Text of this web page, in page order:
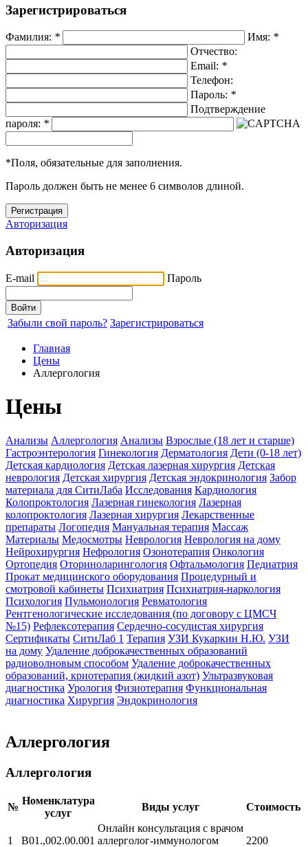
Зарегистрироваться
Фамилия: * Имя: *
Отчество:
Email: *
Телефон:
Пароль: *
Подтверждение
пароля: *
*Поля, обязательные для заполнения.
Пароль должен быть не менее 6 символов длиной.
Авторизация
Авторизация
E-mail Пароль
Забыли свой пароль? Зарегистрироваться
Главная
Цены
Аллергология
Цены
Анализы Аллергология Анализы Взрослые (18 лет и старше)
Гастроэнтерология Гинекология Дерматология Дети (0-18 лет)
Детская кардиология Детская лазерная хирургия Детская
неврология Детская хирургия Детская эндокринология Забор
материала для СитиЛаба Исследования Кардиология
Колопроктология Лазерная гинекология Лазерная
колопроктология Лазерная хирургия Лекарственные
препараты Логопедия Мануальная терапия Массаж
Материалы Медосмотры Неврология Неврология на дому
Нейрохирургия Нефрология Озонотерапия Онкология
Ортопедия Оториноларингология Офтальмология Педиатрия
Прокат медицинского оборудования Процедурный и
смотровой кабинеты Психиатрия Психиатрия-наркология
Психология Пульмонология Ревматология
Рентгенологические исследования (по договору с ЦМСЧ
№15) Рефлексотерапия Сердечно-сосудистая хирургия
Сертификаты СитиЛаб 1 Терапия УЗИ Кукаркин Н.Ю. УЗИ
на дому Удаление доброкачественных образований
радиоволновым способом Удаление доброкачественных
образований, криотерапия (жидкий азот) Ультразвуковая
диагностика Урология Физиотерапия Функциональная
диагностика Хирургия Эндокринология
Аллергология
Аллергология
№
Номенклатура
услуг
Виды услуг Стоимость
1 B01.,002.00.001
Онлайн консультация с врачом
аллерголог-иммунологом
2200